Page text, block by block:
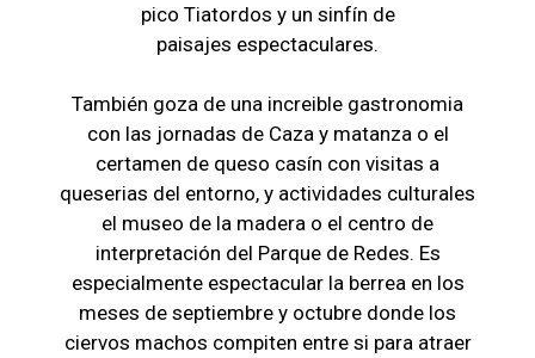
pico Tiatordos y un sinfín de
paisajes espectaculares.
También goza de una increible gastronomia
con las jornadas de Caza y matanza o el
certamen de queso casín con visitas a
queserias del entorno, y actividades culturales
el museo de la madera o el centro de
interpretación del Parque de Redes. Es
especialmente espectacular la berrea en los
meses de septiembre y octubre donde los
ciervos machos compiten entre si para atraer